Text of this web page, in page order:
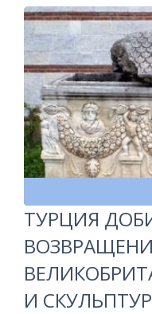
ТУРЦИЯ
И